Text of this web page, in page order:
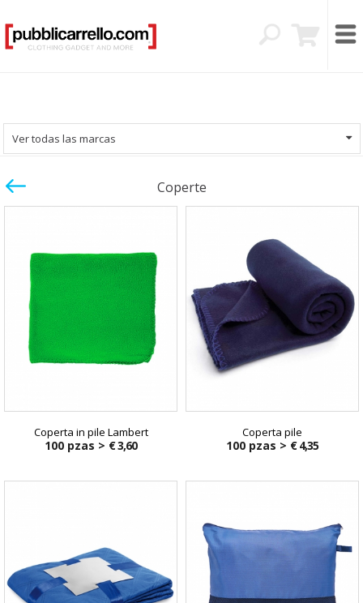
Ver todas las marcas
Coperte
Coperta in pile Lambert
100 pzas > € 3,60
Coperta pile
100 pzas > € 4,35